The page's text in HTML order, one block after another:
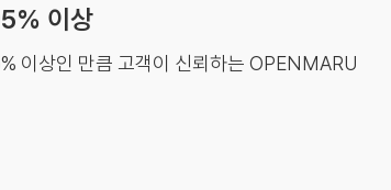
이상
이상인 만큼 고객이 신뢰하는 OPENMARU